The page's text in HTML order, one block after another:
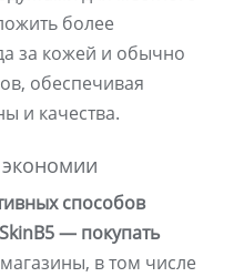
более
за кожей и обычно
обеспечивая
и качества.
способов
— покупать
в том числе